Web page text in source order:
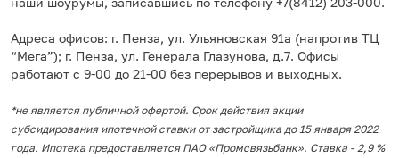
Адреса офисов: г. Пенза, ул. Ульяновская 91а (напротив ТЦ
“Мега”); г. Пенза, ул. Генерала Глазунова, д.7. Офисы
работают с 9-00 до 21-00 без перерывов и выходных.
*не является публичной офертой. Срок действия акции
субсидирования ипотечной ставки от застройщика до 15 января 2022
года. Ипотека предоставляется ПAO «Промсвязьбанк». Ставка - 2,9 %